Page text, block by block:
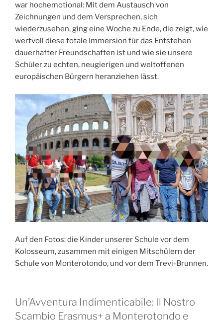
war hochemotional: Mit dem Austausch von
Zeichnungen und dem Versprechen, sich
wiederzusehen, ging eine Woche zu Ende, die zeigt, wie
wertvoll diese totale Immersion für das Entstehen
dauerhafter Freundschaften ist und wie sie unsere
Schüler zu echten, neugierigen und weltoffenen
europäischen Bürgern heranziehen lässt.
Auf den Fotos: die Kinder unserer Schule vor dem
Kolosseum, zusammen mit einigen Mitschülern der
Schule von Monterotondo, und vor dem Trevi-Brunnen.
Un’Avventura Indimenticabile: Il Nostro
Scambio Erasmus+ a Monterotondo e